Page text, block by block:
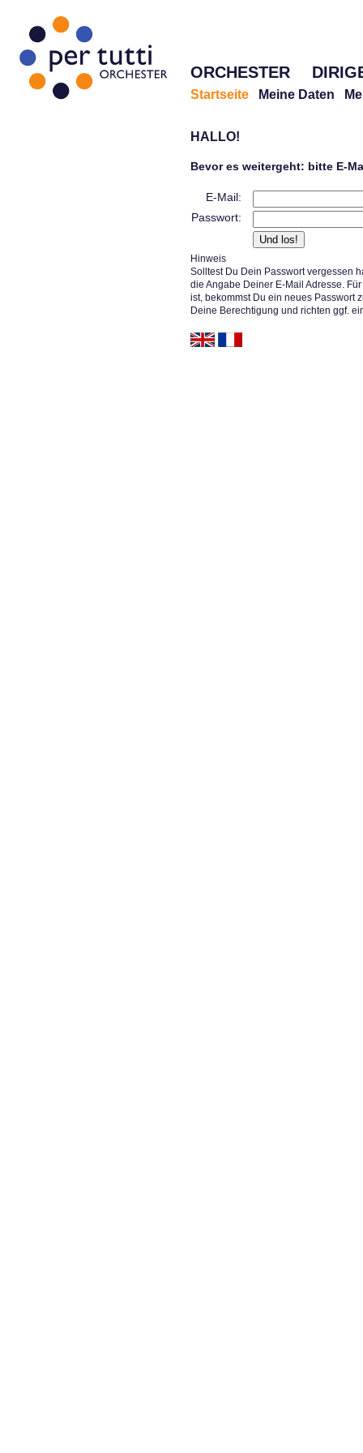
ORCHESTER
Startseite Meine Daten
HALLO!
Bevor es weitergeht: bitte E-
E-Mail:
Passwort:
Hinweis
Solltest Du Dein Passwort vergessen
die Angabe Deiner E-Mail Adresse.
ist, bekommst Du ein neues Passwort
Deine Berechtigung und richten ggf.